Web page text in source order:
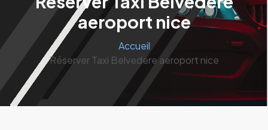
aeroport nice
Accueil
Réserver Taxi Belvedere aeroport nice